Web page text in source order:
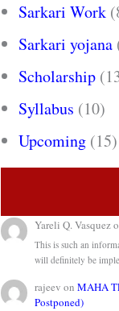
Sarkari Work
Sarkari yojana
Scholarship
Syllabus (10)
Upcoming (15)
Yareli Q. Vasquez
This is such an
will definitely be
rajeev onMAHA
Postponed)